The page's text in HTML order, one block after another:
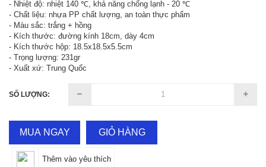
- Nhiệt độ: nhiệt 140 ℃, khả năng chống lạnh - 20 ℃
- Chất liệu: nhựa PP chất lượng, an toàn thực phẩm
- Màu sắc: trắng + hồng
- Kích thước: đường kính 18cm, dày 4cm
- Kích thước hộp: 18.5x18.5x5.5cm
- Trọng lượng: 231gr
- Xuất xứ: Trung Quốc
SỐ LƯỢNG:
MUA NGAY GIỎ HÀNG
Thêm vào yêu thích